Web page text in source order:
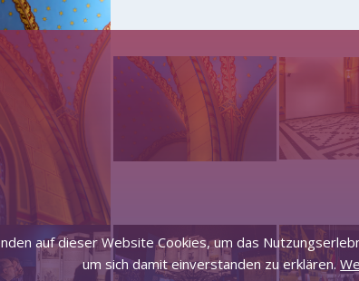
auf dieser Website Cookies, um das
um sich damit einverstanden zu erklären.